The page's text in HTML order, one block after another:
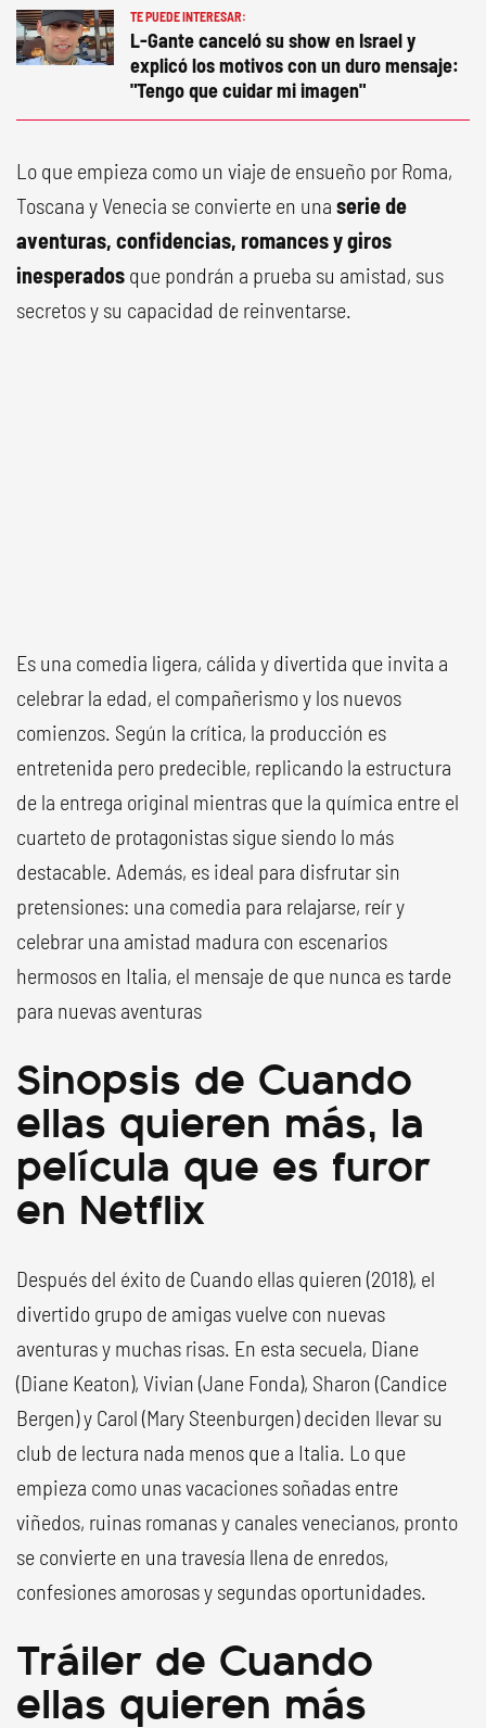
TE PUEDE INTERESAR:
L-Gante canceló su show en Israel y
explicó los motivos con un duro mensaje:
"Tengo que cuidar mi imagen"
Lo que empieza como un viaje de ensueño por Roma,
Toscana y Venecia se convierte en una serie de
aventuras, confidencias, romances y giros
inesperados que pondrán a prueba su amistad, sus
secretos y su capacidad de reinventarse.
Es una comedia ligera, cálida y divertida que invita a
celebrar la edad, el compañerismo y los nuevos
comienzos. Según la crítica, la producción es
entretenida pero predecible, replicando la estructura
de la entrega original mientras que la química entre el
cuarteto de protagonistas sigue siendo lo más
destacable. Además, es ideal para disfrutar sin
pretensiones: una comedia para relajarse, reír y
celebrar una amistad madura con escenarios
hermosos en Italia, el mensaje de que nunca es tarde
para nuevas aventuras
Sinopsis de Cuando
ellas quieren más, la
película que es furor
en Netflix
Después del éxito de Cuando ellas quieren (2018), el
divertido grupo de amigas vuelve con nuevas
aventuras y muchas risas. En esta secuela, Diane
(Diane Keaton), Vivian (Jane Fonda), Sharon (Candice
Bergen) y Carol (Mary Steenburgen) deciden llevar su
club de lectura nada menos que a Italia. Lo que
empieza como unas vacaciones soñadas entre
viñedos, ruinas romanas y canales venecianos, pronto
se convierte en una travesía llena de enredos,
confesiones amorosas y segundas oportunidades.
Tráiler de Cuando
ellas quieren más